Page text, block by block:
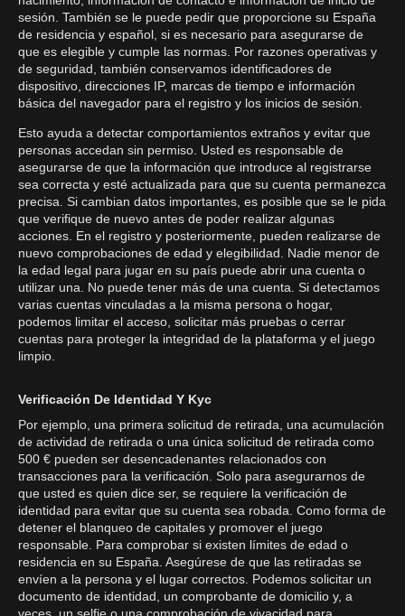
sesión. También se le puede pedir que proporcione su España
de residencia y español, si es necesario para asegurarse de
que es elegible y cumple las normas. Por razones operativas y
de seguridad, también conservamos identificadores de
dispositivo, direcciones IP, marcas de tiempo e información
básica del navegador para el registro y los inicios de sesión.
Esto ayuda a detectar comportamientos extraños y evitar que
personas accedan sin permiso. Usted es responsable de
asegurarse de que la información que introduce al registrarse
sea correcta y esté actualizada para que su cuenta permanezca
precisa. Si cambian datos importantes, es posible que se le pida
que verifique de nuevo antes de poder realizar algunas
acciones. En el registro y posteriormente, pueden realizarse de
nuevo comprobaciones de edad y elegibilidad. Nadie menor de
la edad legal para jugar en su país puede abrir una cuenta o
utilizar una. No puede tener más de una cuenta. Si detectamos
varias cuentas vinculadas a la misma persona o hogar,
podemos limitar el acceso, solicitar más pruebas o cerrar
cuentas para proteger la integridad de la plataforma y el juego
limpio.
Verificación De Identidad Y Kyc
Por ejemplo, una primera solicitud de retirada, una acumulación
de actividad de retirada o una única solicitud de retirada como
500 € pueden ser desencadenantes relacionados con
transacciones para la verificación. Solo para asegurarnos de
que usted es quien dice ser, se requiere la verificación de
identidad para evitar que su cuenta sea robada. Como forma de
detener el blanqueo de capitales y promover el juego
responsable. Para comprobar si existen límites de edad o
residencia en su España. Asegúrese de que las retiradas se
envíen a la persona y el lugar correctos. Podemos solicitar un
documento de identidad, un comprobante de domicilio y, a